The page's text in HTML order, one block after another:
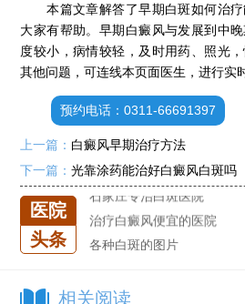
本篇文章解答了早期白斑如何治疗
大家有帮助。早期白癜风与发展到中
度较小，病情较轻，及时用药、照光
其他问题，可连线本页面医生，进行实
预约电话：0311-66691397
上一篇： 白癜风早期治疗方法
下一篇：光靠涂药能治好白癜风白斑吗
医院
头条
肚子上有几块白色斑块怎么
白癜风发病多久进入扩散期
小孩有白斑是怎么回事
石家庄治白癜风的正规医院
石家庄远大中医皮肤医院怎
石家庄专治白斑医院
治疗白癜风便宜的医院
各种白斑的图片
相关阅读